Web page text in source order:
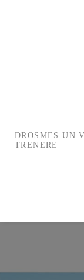
DROSMES UN
TRENERE